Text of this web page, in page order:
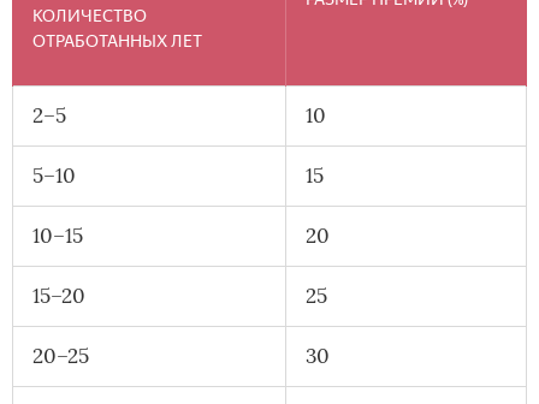
КОЛИЧЕСТВО
ОТРАБОТАННЫХ ЛЕТ
2–5 10
5–10 15
10–15 20
15–20 25
20–25 30